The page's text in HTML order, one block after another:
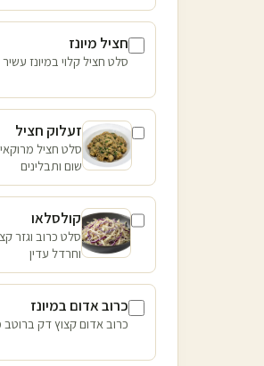
חציל מיונז
סלט חציל קלוי במיונז
זעלוק חציל
סלט חציל
שום ותבלינים
קולסלאו
סלט כרוב וגזר
וחרדל עדין
כרוב אדום במיונז
כרוב אדום קצוץ דק ברוטב